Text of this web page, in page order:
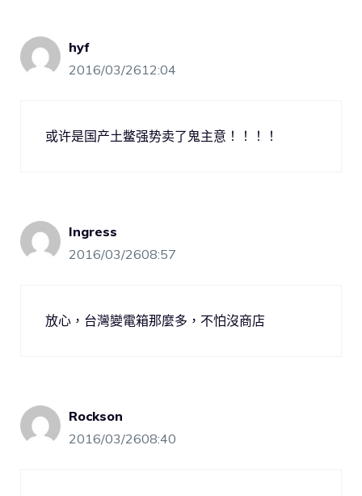
hyf
2016/03/2612:04
或许是国产土鳖强势卖了鬼主意！！！！
Ingress
2016/03/2608:57
放心，台灣變電箱那麼多，不怕沒商店
Rockson
2016/03/2608:40